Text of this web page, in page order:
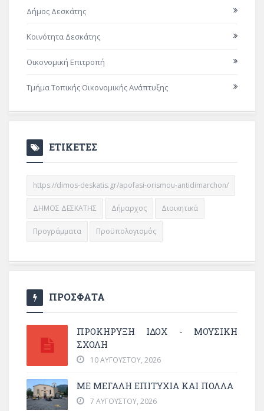
Δήμος Δεσκάτης
Κοινότητα Δεσκάτης
Οικονομική Επιτροπή
Τμήμα Τοπικής Οικονομικής Ανάπτυξης
ΕΤΙΚΕΤΕΣ
https://dimos-deskatis.gr/apofasi-orismou-antidimarchon/
ΔΗΜΟΣ ΔΕΣΚΑΤΗΣ Δήμαρχος Διοικητικά
Προγράμματα Προϋπολογισμός
ΠΡΟΣΦΑΤΑ
ΠΡΟΚΗΡΥΞΗ ΙΔΟΧ - ΜΟΥΣΙΚΗ
ΣΧΟΛΗ
10 ΑΥΓΟΎΣΤΟΥ, 2026
ΜΕ ΜΕΓΆΛΗ ΕΠΙΤΥΧΊΑ ΚΑΙ ΠΟΛΛΆ
7 ΑΥΓΟΎΣΤΟΥ, 2026